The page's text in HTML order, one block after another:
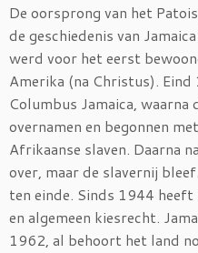
De oorsprong van het
de geschiedenis van
werd voor het eerst
Amerika (na Christus). Eind
Columbus Jamaica, waarna
overnamen en begonnen
Afrikaanse slaven. Daarna
over, maar de slavernij
ten einde. Sinds 1944
en algemeen kiesrecht.
1962, al behoort het land